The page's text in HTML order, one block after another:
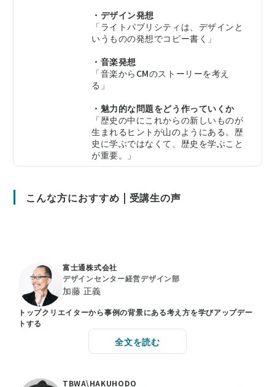
・デザイン発想
「ライトパブリシティは、デザインと
いうものの発想でコピー書く」
・音楽発想
「音楽からCMのストーリーを考え
る」
・魅力的な問題をどう作っていくか
「歴史の中にこれからの新しいものが
生まれるヒントが山のようにある。歴
史に学ぶではなくて、歴史を学ぶこと
が重要。」
こんな方におすすめ | 受講生の声
富士通株式会社
デザインセンター経営デザイン部
加藤 正義
トップクリエイターから事例の背景にある考え方を学びアップデー
トする
全文を読む
TBWA\HAKUHODO